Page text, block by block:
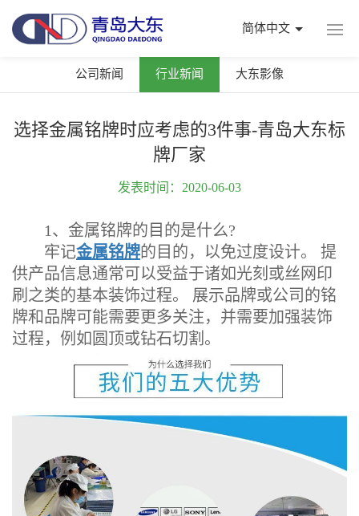
简体中文
公司新闻 行业新闻 大东影像
选择金属铭牌时应考虑的3件事-青岛大东标
牌厂家
发表时间：2020-06-03
1、金属铭牌的目的是什么?
牢记金属铭牌的目的，以免过度设计。 提
供产品信息通常可以受益于诸如光刻或丝网印
刷之类的基本装饰过程。 展示品牌或公司的铭
牌和品牌可能需要更多关注，并需要加强装饰
过程，例如圆顶或钻石切割。